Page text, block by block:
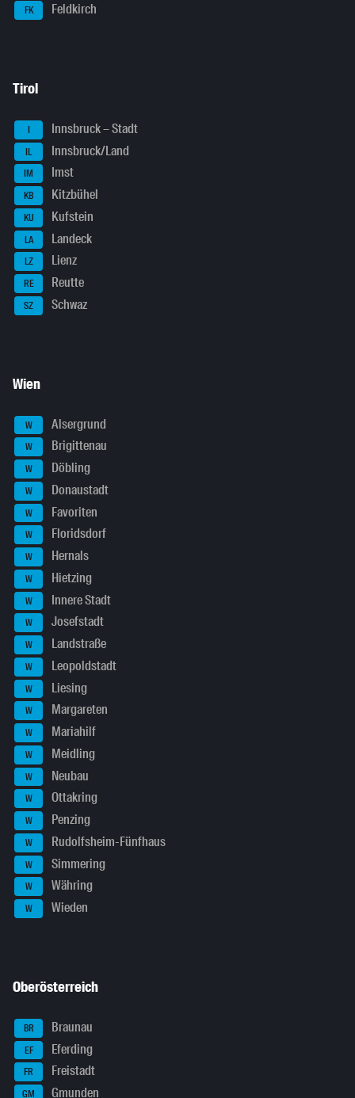
FK Feldkirch
Tirol
I Innsbruck – Stadt
IL Innsbruck/Land
IM Imst
KB Kitzbühel
KU Kufstein
LA Landeck
LZ Lienz
RE Reutte
SZ Schwaz
Wien
W Alsergrund
W Brigittenau
W Döbling
W Donaustadt
W Favoriten
W Floridsdorf
W Hernals
W Hietzing
W Innere Stadt
W Josefstadt
W Landstraße
W Leopoldstadt
W Liesing
W Margareten
W Mariahilf
W Meidling
W Neubau
W Ottakring
W Penzing
W Rudolfsheim-Fünfhaus
W Simmering
W Währing
W Wieden
Oberösterreich
BR Braunau
EF Eferding
FR Freistadt
GM Gmunden